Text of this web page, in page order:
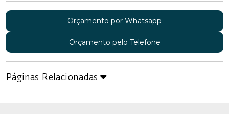
Orçamento por Whatsapp
Orçamento pelo Telefone
Páginas Relacionadas